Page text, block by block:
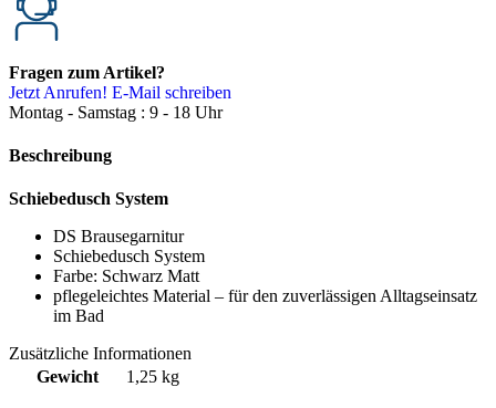
Fragen zum Artikel?
Jetzt Anrufen! E-Mail schreiben
Montag - Samstag : 9 - 18 Uhr
Beschreibung
Schiebedusch System
DS Brausegarnitur
Schiebedusch System
Farbe: Schwarz Matt
pflegeleichtes Material – für den zuverlässigen Alltagseinsatz
im Bad
Zusätzliche Informationen
Gewicht
1,25 kg